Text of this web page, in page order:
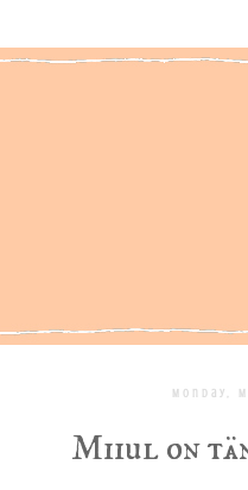
Monday,
Miiul on